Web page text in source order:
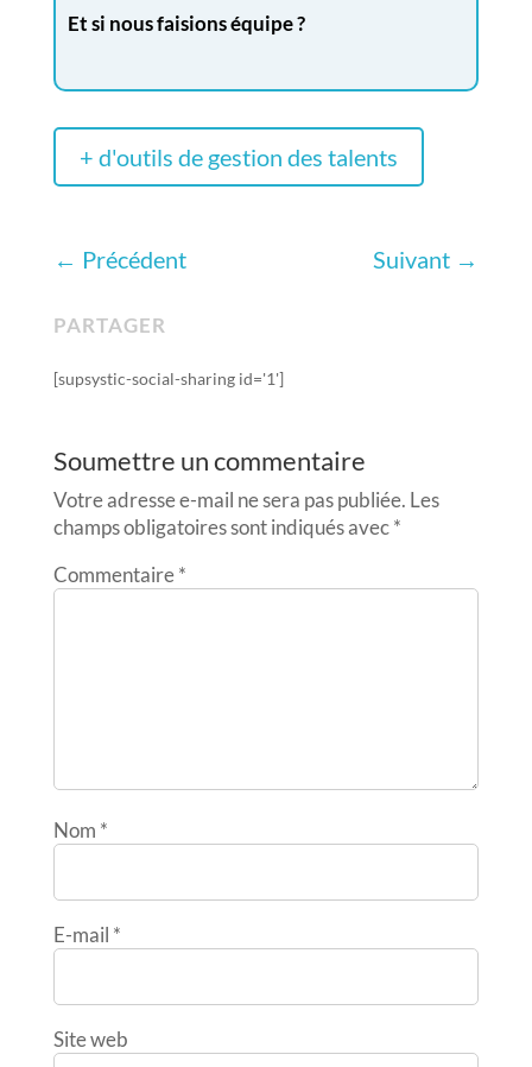
Et si nous faisions équipe ?
+ d'outils de gestion des talents
← Précédent Suivant →
PARTAGER
[supsystic-social-sharing id='1']
Soumettre un commentaire
Votre adresse e-mail ne sera pas publiée. Les
champs obligatoires sont indiqués avec*
Commentaire*
Nom *
E-mail *
Site web